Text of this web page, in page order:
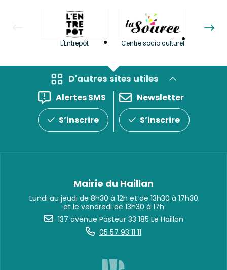
L'Entrepôt Centre socio culturel
D'autres sites utiles
Alertes SMS
S’inscrire
Newsletter
S’inscrire
Mairie du Haillan
Lundi au jeudi de 8h30 à 12h et de 13h30 à 17h30
et le vendredi de 13h30 à 17h
137 avenue Pasteur 33 185 Le Haillan
05 57 93 11 11